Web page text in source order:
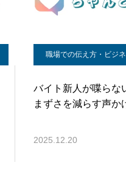
職場での伝え方・ビジ
バイト新人が喋らな
まずさを減らす声か
2025.12.20